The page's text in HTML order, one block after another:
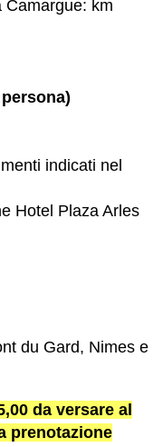
Camargue: km
indicati nel
Hotel Plaza Arles
du Gard, Nimes e
da versare al
prenotazione